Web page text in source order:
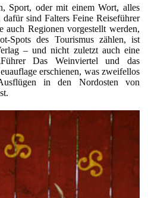
Sport, oder mit einem Wort, alles
sind Falters Feine Reiseführer
auch Regionen vorgestellt werden,
Spots des Tourismus zählen, ist
– und nicht zuletzt auch eine
Das Weinviertel und das
erschienen, was zweifellos
in den Nordosten von